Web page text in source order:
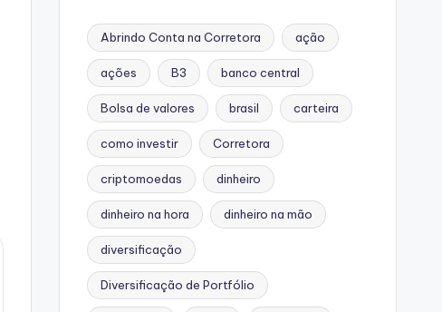
Abrindo Conta na Corretora ação
ações B3 banco central
Bolsa de valores brasil carteira
como investir Corretora
criptomoedas dinheiro
dinheiro na hora dinheiro na mão
diversificação
Diversificação de Portfólio